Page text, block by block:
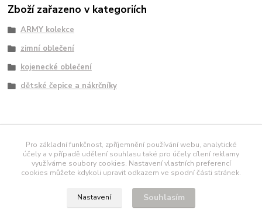
Zboží zařazeno v kategoriích
ARMY kolekce
zimní oblečení
kojenecké oblečení
dětské čepice a nákrčníky
námořnické tričko
polodupačky
[AD-
CenovýRádce.czSeznam.cz Centrum.cz Atlas.cz
Naakup.cz[AD-SIZE]Europalist.euNEJshopy.eu
Pro základní funkčnost, zpříjemnění používání webu, analytické
účely a v případě udělení souhlasu také pro účely cílení reklamy
využíváme soubory cookies. Nastavení vlastních preferencí
cookies můžete kdykoli upravit odkazem ve spodní části stránek.
Nastavení Souhlasím